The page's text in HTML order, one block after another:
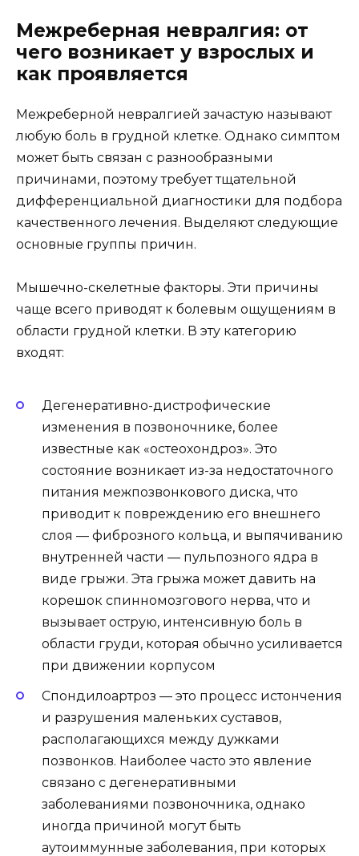
Межреберная невралгия: от
чего возникает у взрослых и
как проявляется
Межреберной невралгией зачастую называют
любую боль в грудной клетке. Однако симптом
может быть связан с разнообразными
причинами, поэтому требует тщательной
дифференциальной диагностики для подбора
качественного лечения. Выделяют следующие
основные группы причин.
Мышечно-скелетные факторы. Эти причины
чаще всего приводят к болевым ощущениям в
области грудной клетки. В эту категорию
входят:
Дегенеративно-дистрофические
изменения в позвоночнике, более
известные как «остеохондроз». Это
состояние возникает из-за недостаточного
питания межпозвонкового диска, что
приводит к повреждению его внешнего
слоя — фиброзного кольца, и выпячиванию
внутренней части — пульпозного ядра в
виде грыжи. Эта грыжа может давить на
корешок спинномозгового нерва, что и
вызывает острую, интенсивную боль в
области груди, которая обычно усиливается
при движении корпусом
Спондилоартроз — это процесс истончения
и разрушения маленьких суставов,
располагающихся между дужками
позвонков. Наиболее часто это явление
связано с дегенеративными
заболеваниями позвоночника, однако
иногда причиной могут быть
аутоиммунные заболевания, при которых